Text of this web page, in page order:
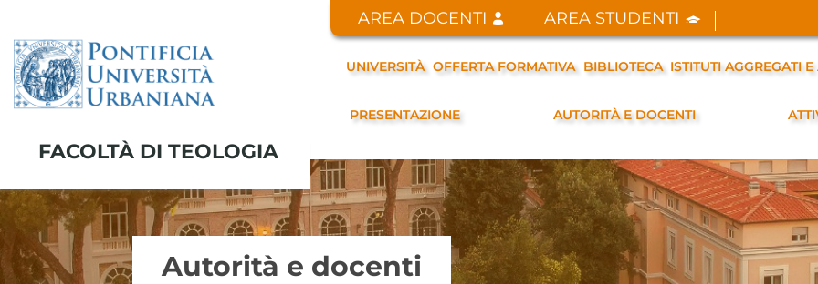
AREA DOCENTI AREA STUDENTI
UNIVERSITÀ OFFERTA FORMATIVA BIBLIOTECA ISTITUTI AGGREGATI
FACOLTÀ DI TEOLOGIA
PRESENTAZIONE AUTORITÀ E DOCENTI
Autorità e docenti